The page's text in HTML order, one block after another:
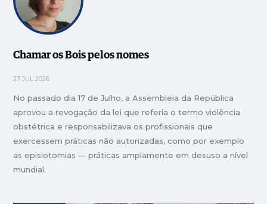
Chamar os Bois pelos nomes
27 JUL 2026
No passado dia 17 de Julho, a Assembleia da República
aprovou a revogação da lei que referia o termo violência
obstétrica e responsabilizava os profissionais que
exercessem práticas não autorizadas, como por exemplo
as episiotomias — práticas amplamente em desuso a nível
mundial.